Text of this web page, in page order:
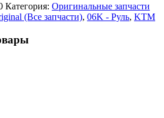
Категория: Оригинальные запчасти
(Все запчасти), 06K - Руль, KTM